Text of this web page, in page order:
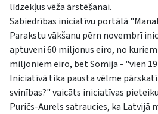
līdzekļus vēža ārstēšanai.
Sabiedrības iniciatīvu portālā
Parakstu vākšanu pērn novembrī
aptuveni 60 miljonus eiro, no
miljoniem eiro, bet Somija - "vien
Iniciatīvā tika pausta vēlme
svinības?" vaicāts iniciatīvas
Puričs-Aurels satraucies, ka Latvijā